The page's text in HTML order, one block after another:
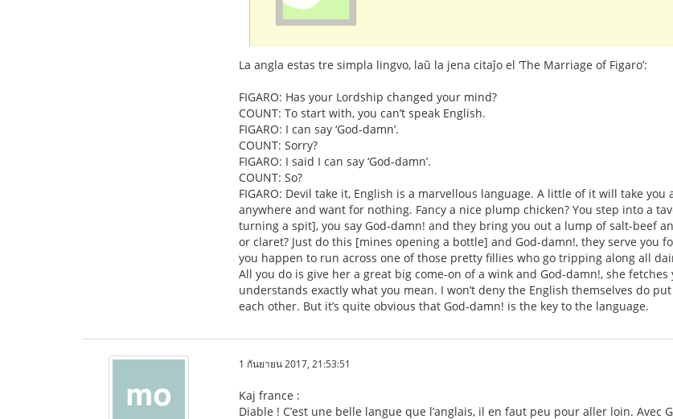
La angla estas tre simpla lingvo, laŭ la jena citaĵo el ‘The Marriage of Figaro’:
FIGARO: Has your Lordship changed your mind?
COUNT: To start with, you can’t speak English.
FIGARO: I can say ‘God-damn’.
COUNT: Sorry?
FIGARO: I said I can say ‘God-damn’.
COUNT: So?
FIGARO: Devil take it, English is a marvellous language. A little of it will take you
anywhere and want for nothing. Fancy a nice plump chicken? You step into a
turning a spit], you say God-damn! and they bring you out a lump of salt-beef
or claret? Just do this [mines opening a bottle] and God-damn!, they serve you
you happen to run across one of those pretty fillies who go tripping along all
All you do is give her a great big come-on of a wink and God-damn!, she
understands exactly what you mean. I won’t deny the English themselves do
each other. But it’s quite obvious that God-damn! is the key to the language.
1 กันยายน 2017, 21:53:51
Kaj france :
Diable ! C’est une belle langue que l’anglais, il en faut peu pour aller loin.